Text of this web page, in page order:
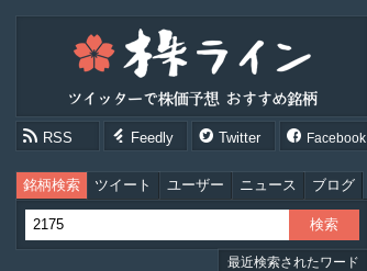
RSS Feedly Twitter Facebook
銘柄検索 ツイート ユーザー ニュース ブログ
最近検索されたワード